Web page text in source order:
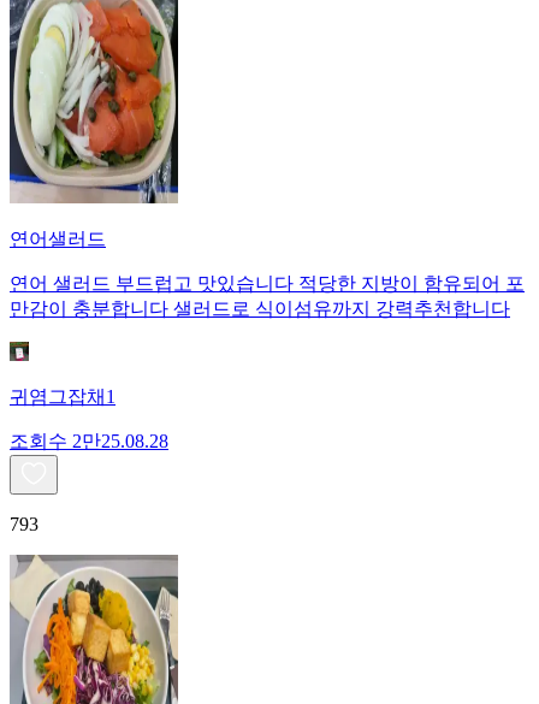
연어샐러드
연어 샐러드 부드럽고 맛있습니다 적당한 지방이 함유되어 포
만감이 충분합니다 샐러드로 식이섬유까지 강력추천합니다
귀염그잡채1
조회수 2만25.08.28
793